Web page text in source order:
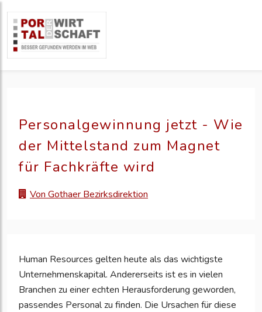
Personalgewinnung jetzt - Wie
der Mittelstand zum Magnet
für Fachkräfte wird
Von Gothaer Bezirksdirektion
Human Resources gelten heute als das wichtigste
Unternehmenskapital. Andererseits ist es in vielen
Branchen zu einer echten Herausforderung geworden,
passendes Personal zu finden. Die Ursachen für diese